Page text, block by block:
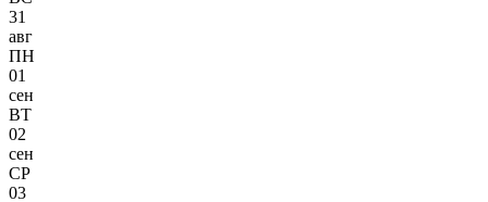
31
авг
ПН
01
сен
ВТ
02
сен
СР
03